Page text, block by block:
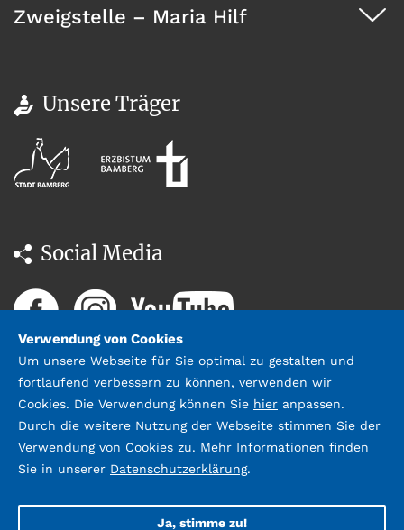
Seehofstraße 41, 96052 Bamberg
Zweigstelle – Maria Hilf
Unsere Träger
Social Media
Datenschutz Impressum &
Kontakt
Gestaltung und Umsetzung:
Verwendung von Cookies
Um unsere Webseite für Sie optimal zu gestalten und
fortlaufend verbessern zu können, verwenden wir
Cookies. Die Verwendung können Sie hier anpassen.
Durch die weitere Nutzung der Webseite stimmen Sie der
Verwendung von Cookies zu. Mehr Informationen finden
Sie in unserer Datenschutzerklärung.
Ja, stimme zu!